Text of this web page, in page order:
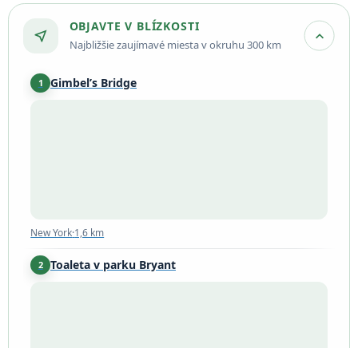
near_me
OBJAVTE V BLÍZKOSTI
Najbližšie zaujímavé miesta v okruhu 300 km expand_more
1 Gimbel’s Bridge
New York·1,6 km
2 Toaleta v parku Bryant